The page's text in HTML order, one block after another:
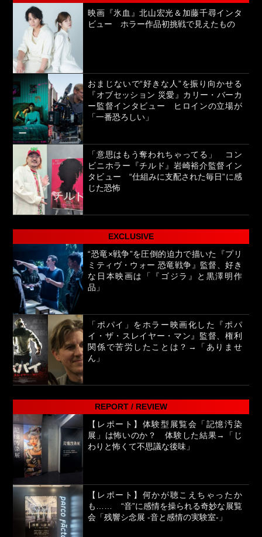
映画『氷血』北山宏光＆加藤千尋インタ
ビュー ホラー作品初挑戦で見えたもの
おまじないで“好きな人”を振り向かせる
『オブセッション 災愛』カリー・バーカ
ー監督インタビュー ヒロインの立場が
「一番恐ろしい」
「意思はもう奪われちゃってる」 コン
ビニホラー『チルド』岩崎裕介監督イン
タビュー “仕組みに支配された毎日”に感
じた恐怖
EXCLUSIVE
“恐竜×戦争”を圧倒的迫力で描いた『プリ
ミティヴ・ウォー 恐竜戦争』監督、好き
な日本映画は「『ゴジラ』と黒澤明作
品」
「ポパイ」をホラー映画化した『ポパ
イ・ザ・スレイヤー・マン』監督、権利
関係で苦労したことは？→「ありませ
ん」
REPORT / REVIEW
【レポート】体験型展覧会「記憶汚染
展」は怖いのか？ 体験した結果→「じ
わりと怖くて不思議な後味」
【レポート】何かが聴こえちゃったか
も…… “音”に感情を操られる奇妙な展覧
会「残響シ念展 -⾳と感情の実験室-」